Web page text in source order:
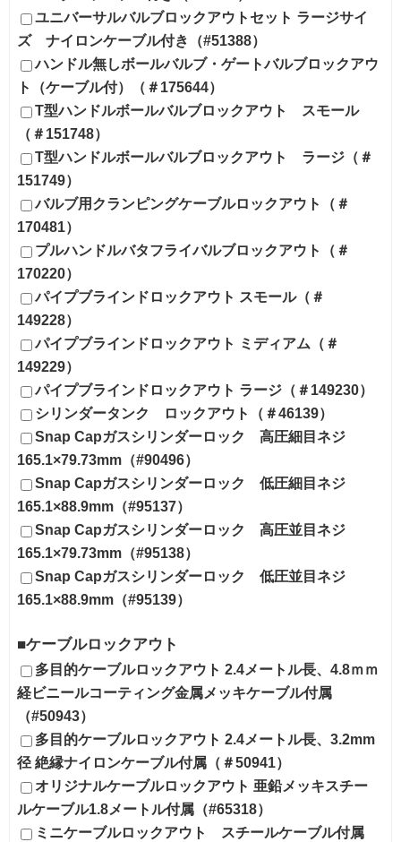
ユニバーサルバルブロックアウトセット ラージサイ
ズ ナイロンケーブル付き（#51388）
ハンドル無しボールバルブ・ゲートバルブロックアウ
ト（ケーブル付）（＃175644）
T型ハンドルボールバルブロックアウト スモール
（＃151748）
T型ハンドルボールバルブロックアウト ラージ（＃
151749）
バルブ用クランピングケーブルロックアウト（＃
170481）
プルハンドルバタフライバルブロックアウト（＃
170220）
パイプブラインドロックアウト スモール（＃
149228）
パイプブラインドロックアウト ミディアム（＃
149229）
パイプブラインドロックアウト ラージ（＃149230）
シリンダータンク ロックアウト（＃46139）
Snap Capガスシリンダーロック 高圧細目ネジ
165.1×79.73mm（#90496）
Snap Capガスシリンダーロック 低圧細目ネジ
165.1×88.9mm（#95137）
Snap Capガスシリンダーロック 高圧並目ネジ
165.1×79.73mm（#95138）
Snap Capガスシリンダーロック 低圧並目ネジ
165.1×88.9mm（#95139）
■ケーブルロックアウト
多目的ケーブルロックアウト 2.4メートル長、4.8ｍｍ
経ビニールコーティング金属メッキケーブル付属
（#50943）
多目的ケーブルロックアウト 2.4メートル長、3.2mm
径 絶縁ナイロンケーブル付属（＃50941）
オリジナルケーブルロックアウト 亜鉛メッキスチー
ルケーブル1.8メートル付属（#65318）
ミニケーブルロックアウト スチールケーブル付属